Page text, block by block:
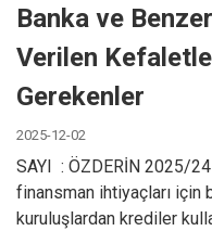
Banka ve
Verilen
Gerekenler
2025-12-02
SAYI : ÖZDERİN 2025/
finansman ihtiyaçları için
kuruluşlardan krediler